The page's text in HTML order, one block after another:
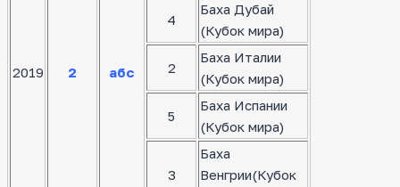
2019 2 абс
4
Баха Дубай
(Кубок мира)
2
Баха Италии
(Кубок мира)
5
Баха Испании
(Кубок мира)
3
Баха
Венгрии(Кубок